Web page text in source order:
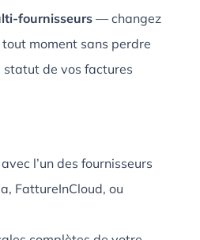
fournisseurs— changez
moment sans perdre
statut de vos factures
l’un des fournisseurs
FattureInCloud, ou